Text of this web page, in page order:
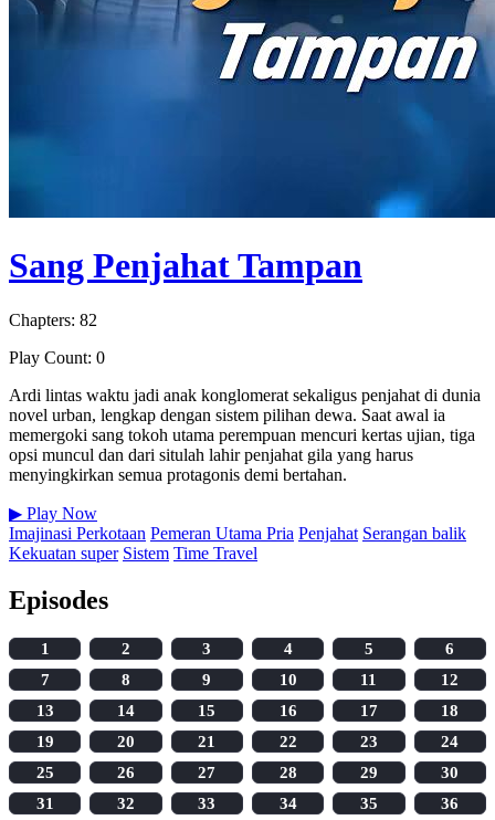
Sang Penjahat Tampan
Chapters: 82
Play Count: 0
Ardi lintas waktu jadi anak konglomerat sekaligus penjahat di dunia
novel urban, lengkap dengan sistem pilihan dewa. Saat awal ia
memergoki sang tokoh utama perempuan mencuri kertas ujian, tiga
opsi muncul dan dari situlah lahir penjahat gila yang harus
menyingkirkan semua protagonis demi bertahan.
▶ Play Now
Imajinasi Perkotaan Pemeran Utama Pria Penjahat Serangan balik
Kekuatan super Sistem Time Travel
Episodes
1 2 3 4 5
6
7
8 9 10 11
12
13
14 15 16 17
18
19
20 21 22 23
24
25
26 27 28 29
30
31
32 33 34 35
36